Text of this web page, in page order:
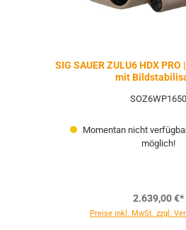
SIG SAUER ZULU6 HDX
mit
SOZ6WP1650
Momentan nicht
möglich!
2.639,00 €*
Preise inkl. MwSt. zzgl.